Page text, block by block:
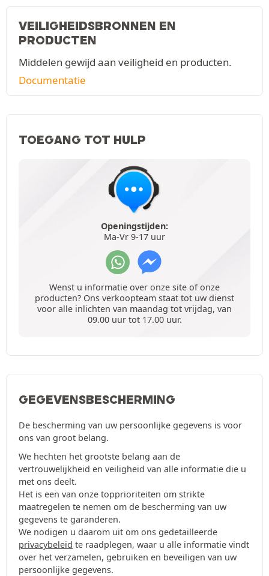
VEILIGHEIDSBRONNEN EN
PRODUCTEN
Middelen gewijd aan veiligheid en producten.
Documentatie
TOEGANG TOT HULP
Openingstijden:
Ma-Vr 9-17 uur
Wenst u informatie over onze site of onze
producten? Ons verkoopteam staat tot uw dienst
voor alle inlichten van maandag tot vrijdag, van
09.00 uur tot 17.00 uur.
GEGEVENSBESCHERMING
De bescherming van uw persoonlijke gegevens is voor
ons van groot belang.
We hechten het grootste belang aan de
vertrouwelijkheid en veiligheid van alle informatie die u
met ons deelt.
Het is een van onze topprioriteiten om strikte
maatregelen te nemen om de bescherming van uw
gegevens te garanderen.
We nodigen u daarom uit om ons gedetailleerde
privacybeleid te raadplegen, waar u alle informatie vindt
over het verzamelen, gebruiken en beveiligen van uw
persoonlijke gegevens.